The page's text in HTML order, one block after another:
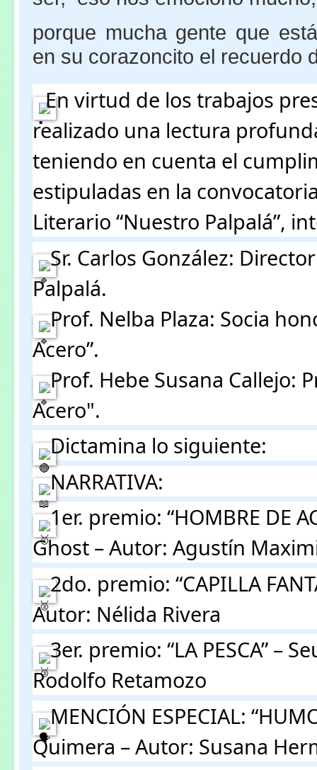
porque mucha gente que
en su corazoncito el recuerdo
En virtud de los trabajos
realizado una lectura
teniendo en cuenta el
estipuladas en la
Literario “Nuestro Palpalá”,
Sr. Carlos González:
Palpalá.
Prof. Nelba Plaza: Socia
Acero”.
Prof. Hebe Susana Callejo:
Acero".
Dictamina lo siguiente:
NARRATIVA:
1er. premio: “HOMBRE DE
Ghost – Autor: Agustín
2do. premio: “CAPILLA
Autor: Nélida Rivera
3er. premio: “LA PESCA” –
Rodolfo Retamozo
MENCIÓN ESPECIAL:
Quimera – Autor: Susana